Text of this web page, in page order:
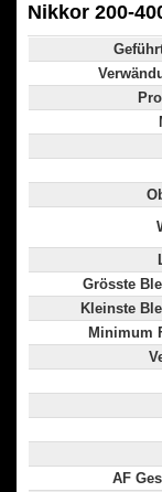
Nikkor 200-
Grösste
Kleinste
Minimum
AF